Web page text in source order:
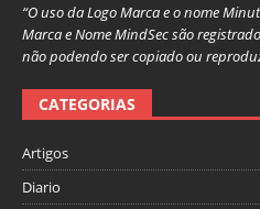
“O uso da Logo Marca e o nome
Marca e Nome MindSec são
não podendo ser copiado ou
CATEGORIAS
Artigos
Diario